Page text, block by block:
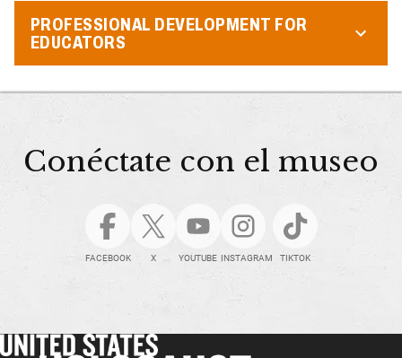
PROFESSIONAL DEVELOPMENT FOR
EDUCATORS
Conéctate con el museo
FACEBOOK X YOUTUBE INSTAGRAM TIKTOK